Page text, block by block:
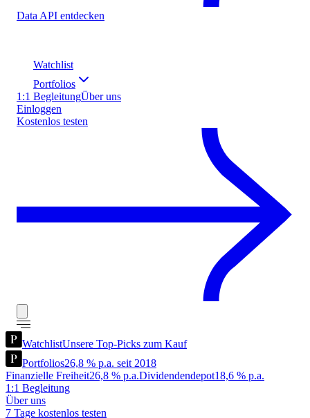
Data API entdecken
Watchlist
Portfolios
1:1 BegleitungÜber uns
Einloggen
Kostenlos testen
WatchlistUnsere Top-Picks zum Kauf
Portfolios26,8 % p.a. seit 2018
Finanzielle Freiheit26,8 % p.a.Dividendendepot18,6 % p.a.
1:1 Begleitung
Über uns
7 Tage kostenlos testen